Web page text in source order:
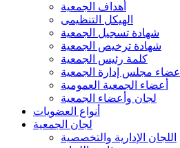
أهداف الجمعية
الهيكل التنظيمى
شهادة تسجيل الجمعية
شهادة ترخيص الجمعية
كلمة رئيس الجمعية
أعضاء مجلس إدارة الجمعية
أعضاء الجمعية العمومية
لجان وأعضاء الجمعية
أنواع العضويات
لجان الجمعية
اللجان الإدارية والتخصصية